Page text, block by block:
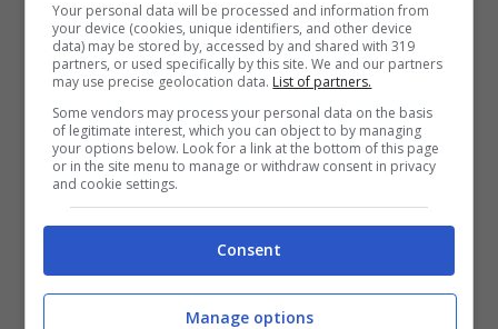
Your personal data will be processed and information from
your device (cookies, unique identifiers, and other device
data) may be stored by, accessed by and shared with 319
partners, or used specifically by this site. We and our partners
may use precise geolocation data. List of partners.
Some vendors may process your personal data on the basis
of legitimate interest, which you can object to by managing
your options below. Look for a link at the bottom of this page
or in the site menu to manage or withdraw consent in privacy
and cookie settings.
Consent
Manage options